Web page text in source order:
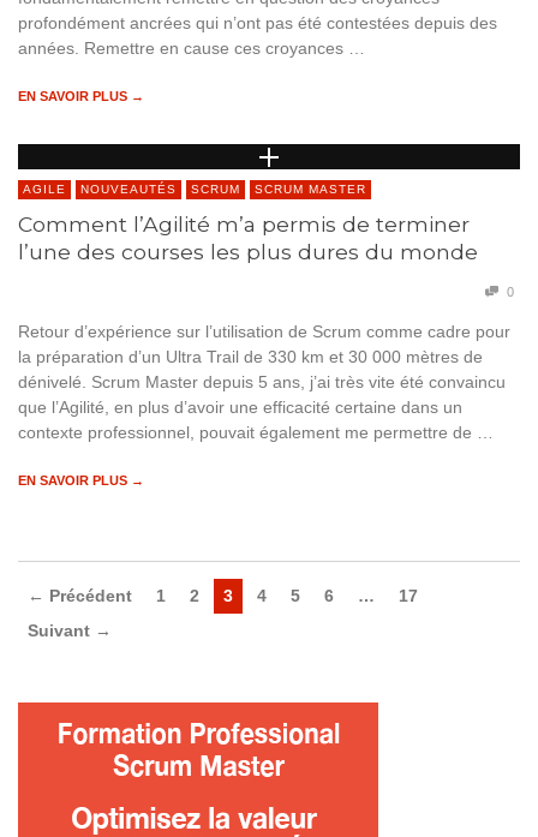
profondément ancrées qui n’ont pas été contestées depuis des
années. Remettre en cause ces croyances …
EN SAVOIR PLUS →
AGILE NOUVEAUTÉS SCRUM SCRUM MASTER
Comment l’Agilité m’a permis de terminer
l’une des courses les plus dures du monde
0
Retour d’expérience sur l’utilisation de Scrum comme cadre pour
la préparation d’un Ultra Trail de 330 km et 30 000 mètres de
dénivelé. Scrum Master depuis 5 ans, j’ai très vite été convaincu
que l’Agilité, en plus d’avoir une efficacité certaine dans un
contexte professionnel, pouvait également me permettre de …
EN SAVOIR PLUS →
← Précédent 1 2 3 4 5 6 …
17
Suivant →